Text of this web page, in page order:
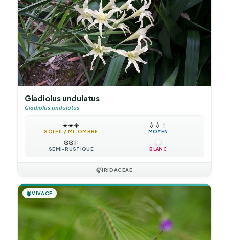
Gladiolus undulatus
Gladiolus undulatus
☀️☀️☀️
SOLEIL / MI-OMBRE
💧 💧 💧
MOYEN
❄️❄️❄️
SEMI-RUSTIQUE BLANC
🍃IRIDACEAE
🪴VIVACE